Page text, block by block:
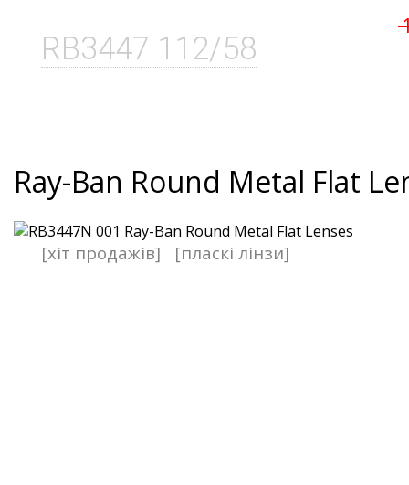
RB3447 112/58
Ray-Ban Round Metal Flat
[хіт продажів] [пласкі лінзи]